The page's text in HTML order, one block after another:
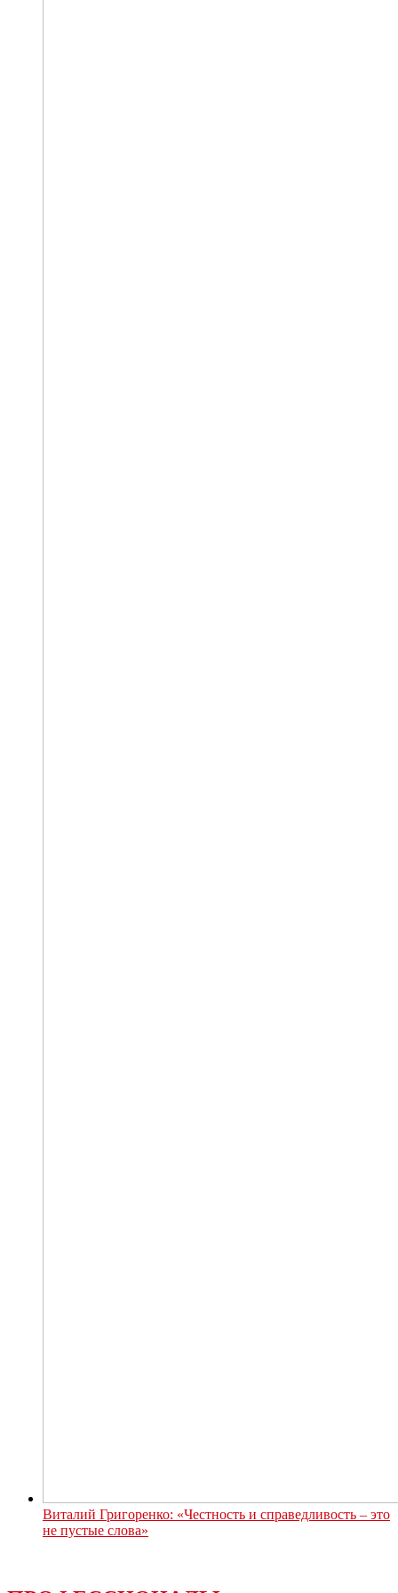
Виталий Григоренко: «Честность и справедливость – это
не пустые слова»